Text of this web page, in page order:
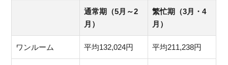
通常期（5月～2
月）
繁忙期（3月・4
月）
ワンルーム 平均132,024円 平均211,238円